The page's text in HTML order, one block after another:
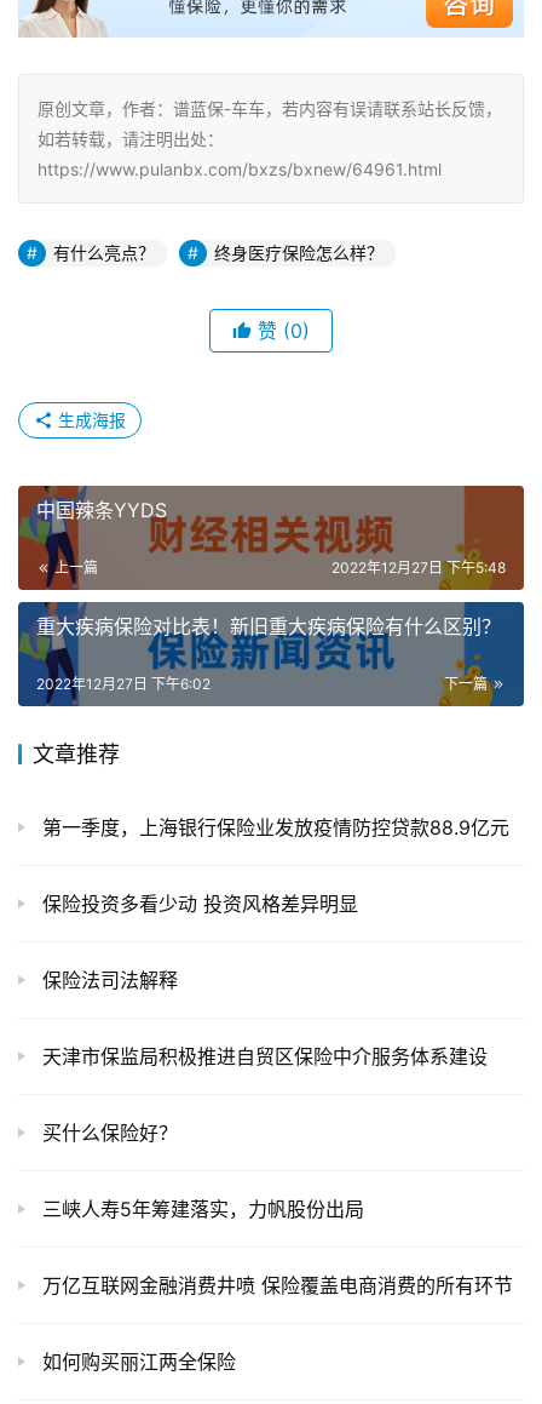
原创文章，作者：谱蓝保-车车，若内容有误请联系站长反馈，
如若转载，请注明出处：
https://www.pulanbx.com/bxzs/bxnew/64961.html
有什么亮点？ 终身医疗保险怎么样？
赞 (0)
生成海报
中国辣条YYDS
上一篇 2022年12月27日 下午5:48
重大疾病保险对比表！新旧重大疾病保险有什么区别？
下一篇
2022年12月27日 下午6:02
文章推荐
第一季度，上海银行保险业发放疫情防控贷款88.9亿元
保险投资多看少动 投资风格差异明显
保险法司法解释
天津市保监局积极推进自贸区保险中介服务体系建设
买什么保险好？
三峡人寿5年筹建落实，力帆股份出局
万亿互联网金融消费井喷 保险覆盖电商消费的所有环节
如何购买丽江两全保险